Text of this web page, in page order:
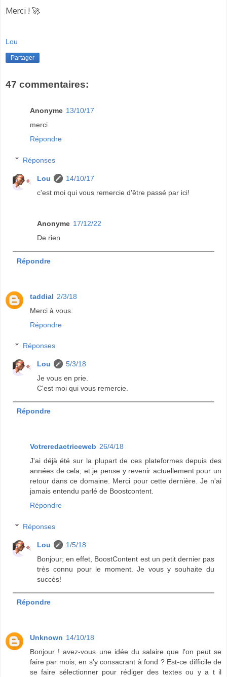
Merci ! 🚀
Lou
Partager
47 commentaires:
Anonyme 13/10/17
merci
Répondre
Réponses
Lou
14/10/17
c'est moi qui vous remercie d'être passé par ici!
Anonyme 17/12/22
De rien
Répondre
taddial 2/3/18
Merci à vous.
Répondre
Réponses
Lou
5/3/18
Je vous en prie.
C'est moi qui vous remercie.
Répondre
Votreredactriceweb 26/4/18
J'ai déjà été sur la plupart de ces plateformes depuis des
années de cela, et je pense y revenir actuellement pour un
retour dans ce domaine. Merci pour cette dernière. Je n'ai
jamais entendu parlé de Boostcontent.
Répondre
Réponses
Lou
1/5/18
Bonjour; en effet, BoostContent est un petit dernier pas
très connu pour le moment. Je vous y souhaite du
succès!
Répondre
Unknown 14/10/18
Bonjour ! avez-vous une idée du salaire que l'on peut se
faire par mois, en s'y consacrant à fond ? Est-ce difficile de
se faire sélectionner pour rédiger des textes ou y a t il